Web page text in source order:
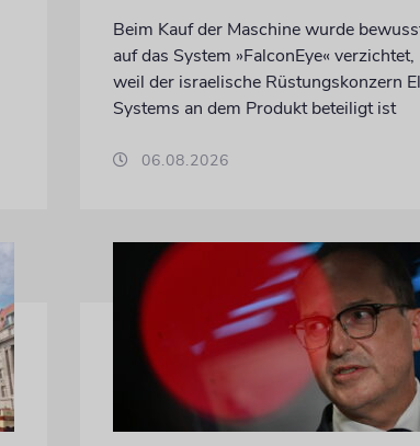
Beim Kauf der Maschine wurde
auf das System »FalconEye« verzichtet,
weil der israelische Rüstungskonzern
Systems an dem Produkt beteiligt ist
06.08.2026